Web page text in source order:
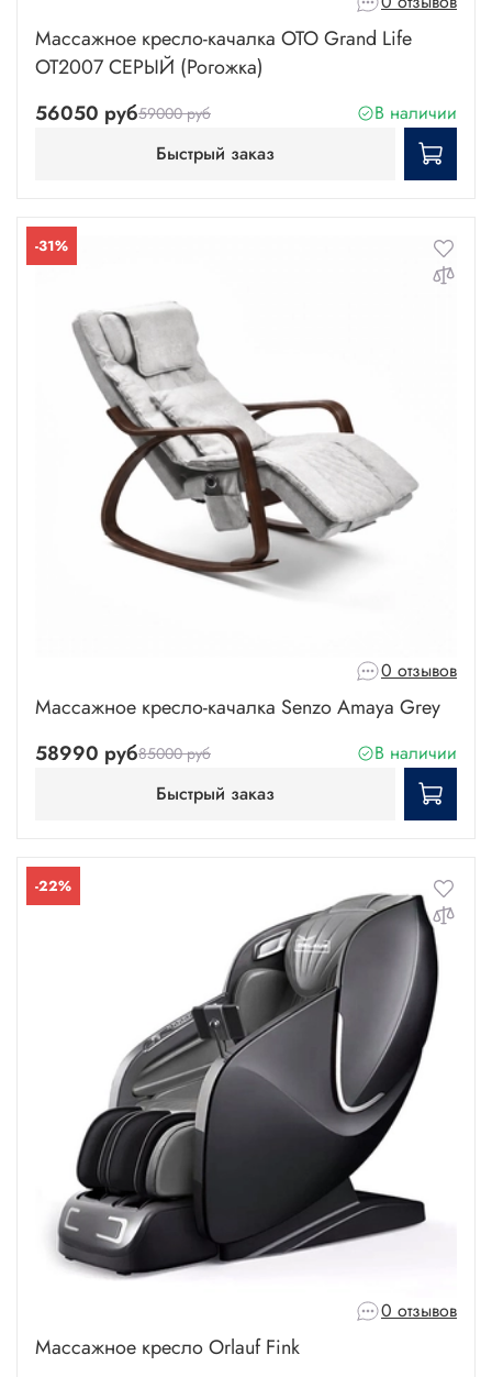
Массажное кресло-качалка OTO Grand Life
OT2007 СЕРЫЙ (Рогожка)
56050 руб59000 руб
В наличии
Быстрый заказ
-31%
0 отзывов
Массажное кресло-качалка Senzo Amaya Grey
58990 руб85000 руб
В наличии
Быстрый заказ
-22%
0 отзывов
Массажное кресло Orlauf Fink